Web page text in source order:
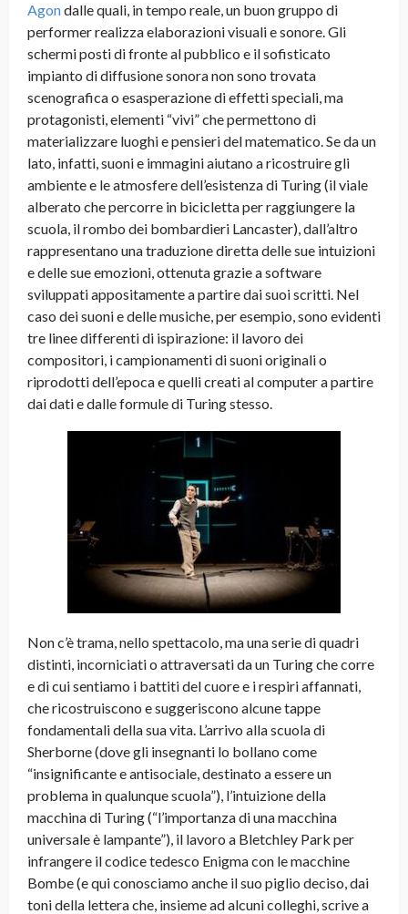
Agondalle quali, in tempo reale, un buon gruppo di
performer realizza elaborazioni visuali e sonore. Gli
schermi posti di fronte al pubblico e il sofisticato
impianto di diffusione sonora non sono trovata
scenografica o esasperazione di effetti speciali, ma
protagonisti, elementi “vivi” che permettono di
materializzare luoghi e pensieri del matematico. Se da un
lato, infatti, suoni e immagini aiutano a ricostruire gli
ambiente e le atmosfere dell’esistenza di Turing (il viale
alberato che percorre in bicicletta per raggiungere la
scuola, il rombo dei bombardieri Lancaster), dall’altro
rappresentano una traduzione diretta delle sue intuizioni
e delle sue emozioni, ottenuta grazie a software
sviluppati appositamente a partire dai suoi scritti. Nel
caso dei suoni e delle musiche, per esempio, sono evidenti
tre linee differenti di ispirazione: il lavoro dei
compositori, i campionamenti di suoni originali o
riprodotti dell’epoca e quelli creati al computer a partire
dai dati e dalle formule di Turing stesso.
Non c’è trama, nello spettacolo, ma una serie di quadri
distinti, incorniciati o attraversati da un Turing che corre
e di cui sentiamo i battiti del cuore e i respiri affannati,
che ricostruiscono e suggeriscono alcune tappe
fondamentali della sua vita. L’arrivo alla scuola di
Sherborne (dove gli insegnanti lo bollano come
“insignificante e antisociale, destinato a essere un
problema in qualunque scuola”), l’intuizione della
macchina di Turing (“l’importanza di una macchina
universale è lampante”), il lavoro a Bletchley Park per
infrangere il codice tedesco Enigma con le macchine
Bombe (e qui conosciamo anche il suo piglio deciso, dai
toni della lettera che, insieme ad alcuni colleghi, scrive a